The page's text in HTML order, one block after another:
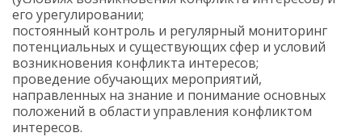
его урегулировании;
постоянный контроль и регулярный мониторинг
потенциальных и существующих сфер и условий
возникновения конфликта интересов;
проведение обучающих мероприятий,
направленных на знание и понимание основных
положений в области управления конфликтом
интересов.